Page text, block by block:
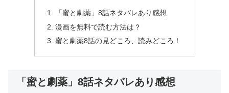
「蜜と劇薬」8話ネタバレあり感想
漫画を無料で読む方法は？
蜜と劇薬8話の見どころ、読みどころ！
「蜜と劇薬」8話ネタバレあり感想